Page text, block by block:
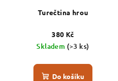
Turečtina hrou
380 Kč
Skladem (>3 ks)
Do košíku